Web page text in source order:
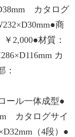
カタログ
商
2,000●材質：
カ
：
ール一体成型●
カタログサイ
（4段）●